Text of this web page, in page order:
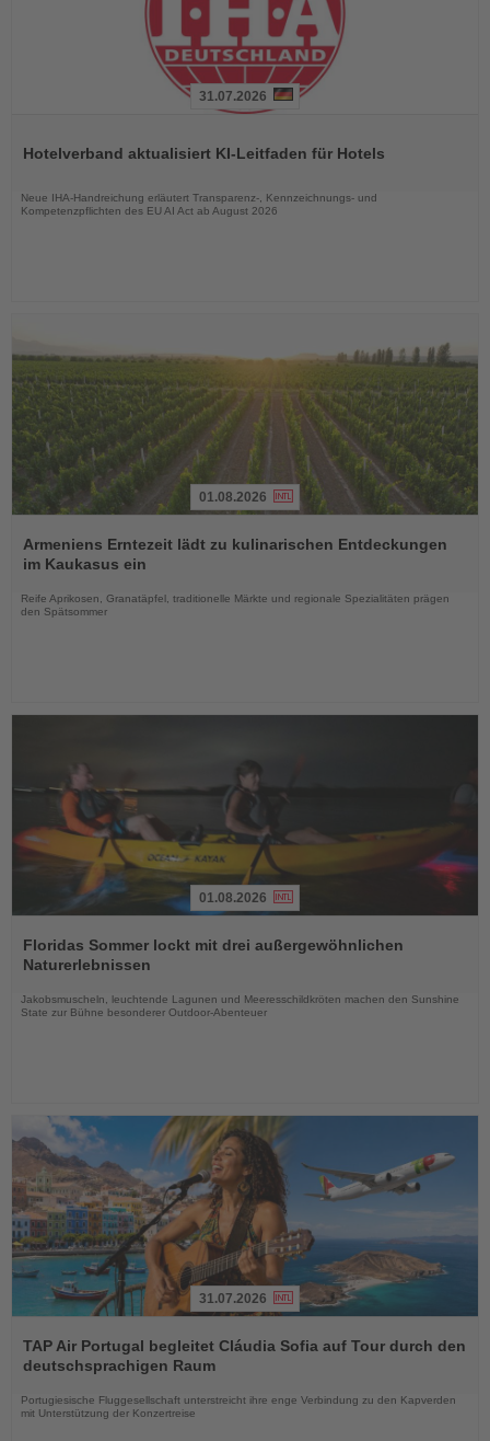
die
31.07.2026
Hotelverband aktualisiert KI-Leitfaden für Hotels
Neue IHA-Handreichung erläutert Transparenz-, Kennzeichnungs- und
Kompetenzpflichten des EU AI Act ab August 2026
Sie
die
01.08.2026
Armeniens Erntezeit lädt zu kulinarischen Entdeckungen
im Kaukasus ein
Reife Aprikosen, Granatäpfel, traditionelle Märkte und regionale Spezialitäten prägen
den Spätsommer
Sie
die
01.08.2026
Floridas Sommer lockt mit drei außergewöhnlichen
Naturerlebnissen
Jakobsmuscheln, leuchtende Lagunen und Meeresschildkröten machen den Sunshine
State zur Bühne besonderer Outdoor-Abenteuer
Sie
die
31.07.2026
TAP Air Portugal begleitet Cláudia Sofia auf Tour durch den
deutschsprachigen Raum
Portugiesische Fluggesellschaft unterstreicht ihre enge Verbindung zu den Kapverden
mit Unterstützung der Konzertreise